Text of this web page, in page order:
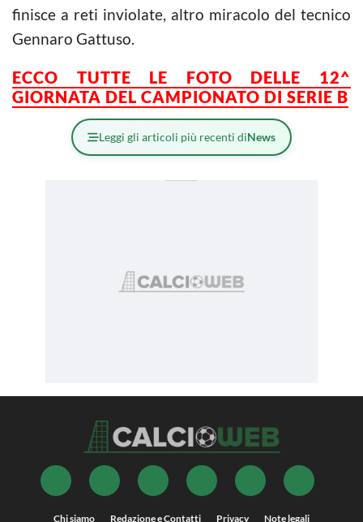
finisce a reti inviolate, altro miracolo del tecnico
Gennaro Gattuso.
ECCO TUTTE LE FOTO DELLE 12^
GIORNATA DEL CAMPIONATO DI SERIE B
Leggi gli articoli più recenti diNews
Chi siamo Redazione e Contatti Privacy Note legali